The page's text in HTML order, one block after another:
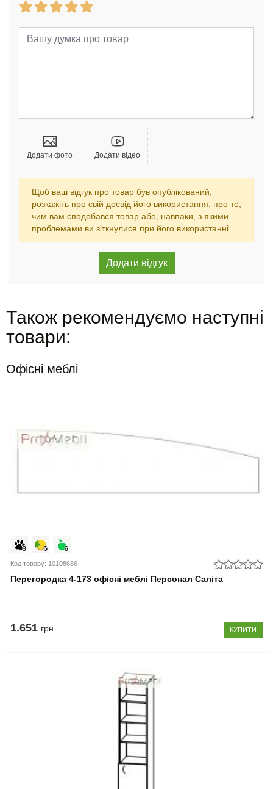
Додати фото Додати відео
Щоб ваш відгук про товар був опублікований,
розкажіть про свій досвід його використання, про те,
чим вам сподобався товар або, навпаки, з якими
проблемами ви зіткнулися при його використанні.
Також рекомендуємо наступні
товари:
Офісні меблі
Код товару: 10108686
Перегородка 4-173 офісні меблі Персонал Саліта
1.651 грн КУПИТИ